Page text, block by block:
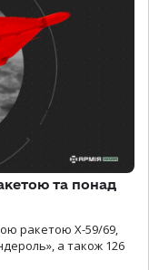
та понад
ракетою Х-59/69,
а також 126